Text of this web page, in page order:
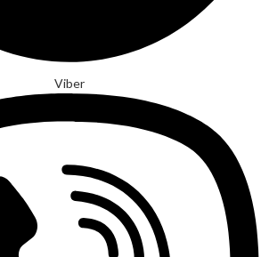
Viber